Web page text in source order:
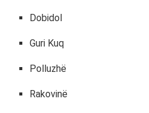
Dobidol
Guri Kuq
Polluzhë
Rakovinë